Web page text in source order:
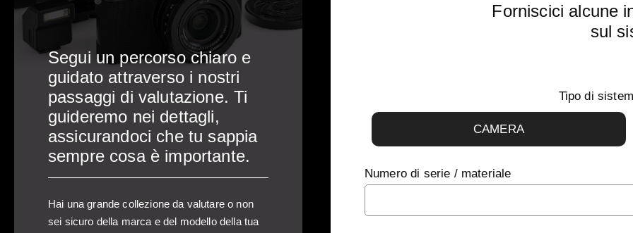
Segui un percorso chiaro e
guidato attraverso i nostri
passaggi di valutazione. Ti
guideremo nei dettagli,
assicurandoci che tu sappia
sempre cosa è importante.
Hai una grande collezione da valutare o non
sei sicuro della marca e del modello della tua
Forniscici alcune
sul
Tipo di
CAMERA
Numero di serie / materiale
più adatta per
materiale fotografico
fino a
o attrezzatura.
arrivato!
dettagli di contatto preferiti in modo
contattare.
un'e-mail contenente un numero
tue informazioni. Una volta ricevuta
entro 1-4 giorni lavorativi.
prezzi di mercato globali e modelli di riferimento
dei cambiamenti di mercato e di fattori individuali
è solo una stima preliminare. Il tuo prodotto
prima di procedere con una possibile acquisizione.
DI PREVENTIVO